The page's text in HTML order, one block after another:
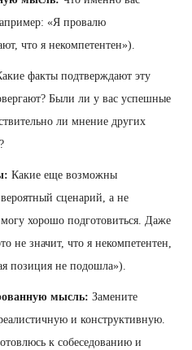
«Я провалю
что я некомпетентен»).
факты подтверждают эту
Были ли у вас успешные
ли мнение других
Какие еще возможны
сценарий, а не
хорошо подготовиться. Даже
не значит, что я некомпетентен,
позиция не подошла»).
мысль: Замените
и конструктивную.
к собеседованию и